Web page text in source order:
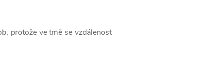
protože ve tmě se vzdálenost